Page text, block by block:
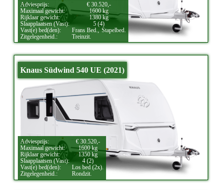
Adviesprijs:
€ 30.520,-
Maximaal gewicht:
1600 kg
Rijklaar gewicht:
1380 kg
Slaapplaatsen (Vast):
5 (4)
Vast(e) bed(den):
Frans Bed., Stapelbed.
Zitgelegenheid.:
Treinzit.
Knaus Südwind 540 UE (2021)
Adviesprijs:
€ 30.520,-
Maximaal gewicht:
1600 kg
Rijklaar gewicht:
1350 kg
Slaapplaatsen (Vast):
4 (2)
Vast(e) bed(den):
Los bed (2x).
Zitgelegenheid.:
Rondzit.